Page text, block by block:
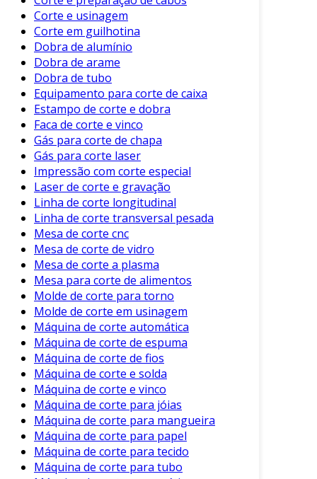
traz diversos benefícios. Entre os principais,
podemos destacar:
Precisão: Métodos como o corte a laser
garantem que as dimensões e ângulos
sejam exatos.
Eficiência: Técnicas automatizadas
reduzem o tempo de produção.
Qualidade: Cortes bem feitos minimizam
a necessidade de retrabalho.
Versatilidade : Várias técnicas podem ser
aplicadas a diferentes materiais e
espessuras.
Consequentemente, empresas que investem
em boas práticas de corte de tubos conseguem
aumentar a produtividade e reduzir custos.
Considerações Finais
A escolha da técnica de corte de tubos deve ser
feita de acordo com as necessidades específicas
de cada projeto. Além dos benefícios
mencionados, é importante considerar fatores
como o custo e a capacidade de produção.
Em resumo, o corte de tubos é uma operação
essencial que impacta diretamente na qualidade
Corte e usinagem
Corte em guilhotina
Dobra de alumínio
Dobra de arame
Dobra de tubo
Equipamento para corte de caixa
Estampo de corte e dobra
Faca de corte e vinco
Gás para corte de chapa
Gás para corte laser
Impressão com corte especial
Laser de corte e gravação
Linha de corte longitudinal
Linha de corte transversal pesada
Mesa de corte cnc
Mesa de corte de vidro
Mesa de corte a plasma
Mesa para corte de alimentos
Molde de corte para torno
Molde de corte em usinagem
Máquina de corte automática
Máquina de corte de espuma
Máquina de corte de fios
Máquina de corte e solda
Máquina de corte e vinco
Máquina de corte para jóias
Máquina de corte para mangueira
Máquina de corte para papel
Máquina de corte para tecido
Máquina de corte para tubo